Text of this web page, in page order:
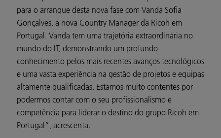
para o arranque desta nova fase com Vanda Sofia
Gonçalves, a nova Country Manager da Ricoh em
Portugal. Vanda tem uma trajetória extraordinária no
mundo do IT, demonstrando um profundo
conhecimento pelos mais recentes avanços tecnológicos
e uma vasta experiência na gestão de projetos e equipas
altamente qualificadas. Estamos muito contentes por
podermos contar com o seu profissionalismo e
competência para liderar o destino do grupo Ricoh em
Portugal”, acrescenta.